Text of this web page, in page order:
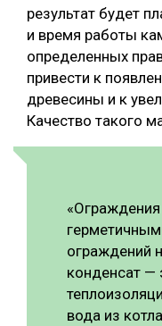
результат будет
и время работы
определенных
привести к
древесины и к
Качество такого
ограждений
конденсат —
вода из